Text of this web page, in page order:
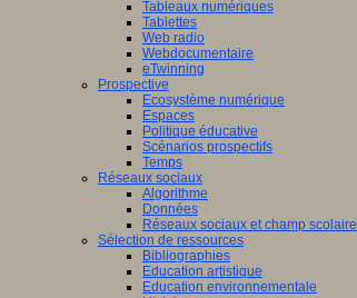
Tableaux numériques
Tablettes
Web radio
Webdocumentaire
eTwinning
Prospective
Ecosystème numérique
Espaces
Politique éducative
Scénarios prospectifs
Temps
Réseaux sociaux
Algorithme
Données
Réseaux sociaux et champ scolaire
Sélection de ressources
Bibliographies
Education artistique
Education environnementale